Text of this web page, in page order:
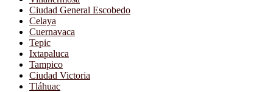
Ciudad General Escobedo
Celaya
Cuernavaca
Tepic
Ixtapaluca
Tampico
Ciudad Victoria
Tláhuac